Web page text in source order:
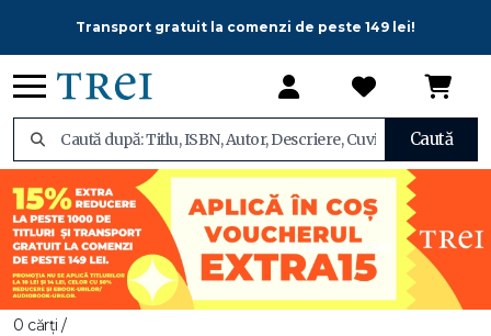
Transport gratuit la comenzi de peste 149 lei!
Caută
0 cărți /